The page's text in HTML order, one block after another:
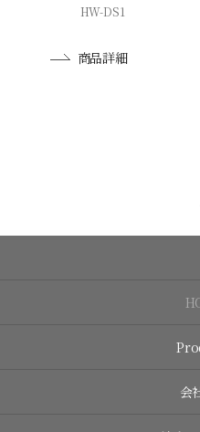
HW-DS1
商品詳細
会